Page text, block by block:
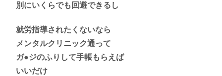
別にいくらでも回避できるし
就労指導されたくないなら
メンタルクリニック通って
ガ●ジのふりして手帳もらえば
いいだけ